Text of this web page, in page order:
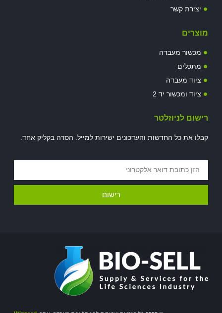
יצירת קשר
מוצרים
מכשור מעבדה
מתכלים
ציוד מעבדה
ציוד ומכשור יד 2
רישום לניוזלטר
קבלו את כל החדשות והעדכונים ישירות למייל. הסרה בקליק אחד.
רישום